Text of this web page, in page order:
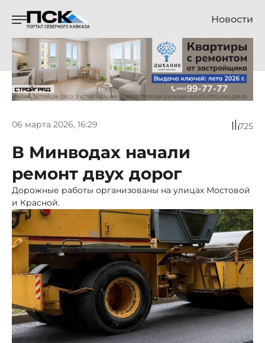
Новости
06 марта 2026, 16:29 725
В Минводах начали
ремонт двух дорог
Дорожные работы организованы на улицах Мостовой
и Красной.